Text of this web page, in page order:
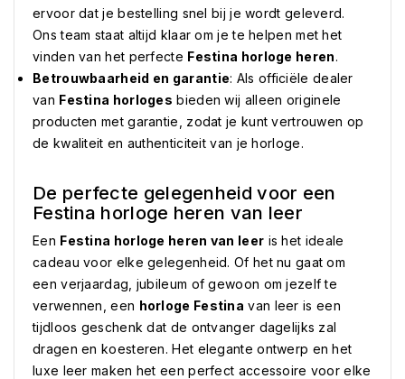
ervoor dat je bestelling snel bij je wordt geleverd.
Ons team staat altijd klaar om je te helpen met het
vinden van het perfecte Festina horloge heren.
Betrouwbaarheid en garantie: Als officiële dealer
van Festina horloges bieden wij alleen originele
producten met garantie, zodat je kunt vertrouwen op
de kwaliteit en authenticiteit van je horloge.
De perfecte gelegenheid voor een
Festina horloge heren van leer
Een Festina horloge heren van leer is het ideale
cadeau voor elke gelegenheid. Of het nu gaat om
een verjaardag, jubileum of gewoon om jezelf te
verwennen, een horloge Festina van leer is een
tijdloos geschenk dat de ontvanger dagelijks zal
dragen en koesteren. Het elegante ontwerp en het
luxe leer maken het een perfect accessoire voor elke